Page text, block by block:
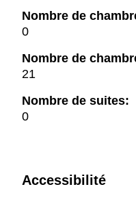
Nombre de
0
Nombre de
21
Nombre de suites:
0
Accessibilité